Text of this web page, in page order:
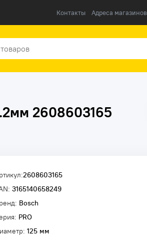
Контакты Адреса магазинов
2608603165
2608603165
3165140658249
Bosch
PRO
125 мм